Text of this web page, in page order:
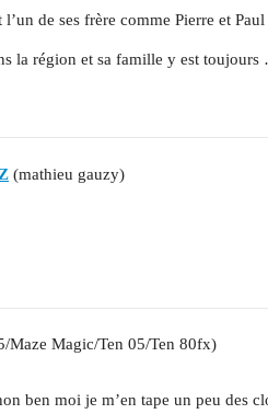
l’un de ses frère comme Pierre et Paul
la région et sa famille y est
(mathieu gauzy)
Maze Magic/Ten 05/Ten 80fx)
ben moi je m’en tape un peu des